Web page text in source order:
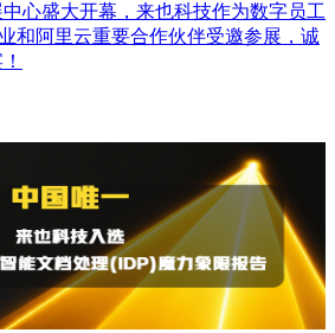
心盛大开幕，来也科技作为数字员工
和阿里云重要合作伙伴受邀参展，诚